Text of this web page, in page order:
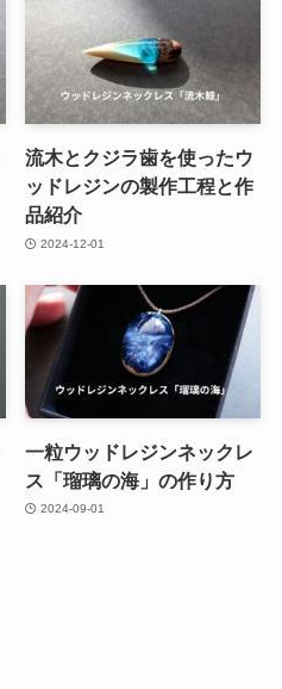
流木とクジラ歯を使ったウ
ッドレジンの製作工程と作
品紹介
2024-12-01
一粒ウッドレジンネックレ
ス「瑠璃の海」の作り方
2024-09-01